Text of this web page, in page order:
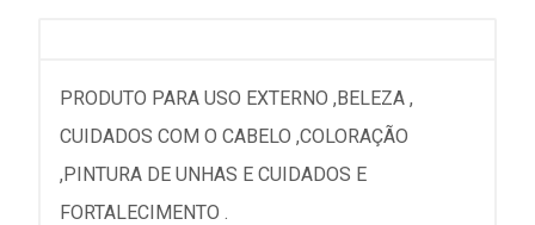
PRODUTO PARA USO EXTERNO ,BELEZA ,
CUIDADOS COM O CABELO ,COLORAÇÃO
,PINTURA DE UNHAS E CUIDADOS E
FORTALECIMENTO .